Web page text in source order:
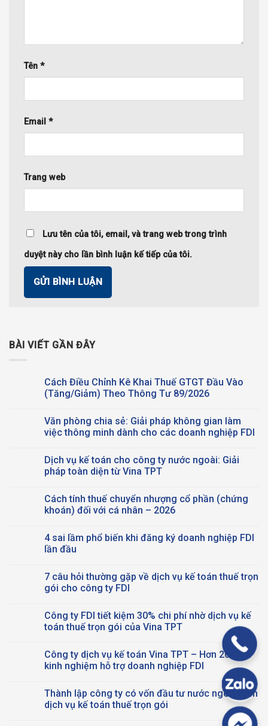
Tên *
Email *
Trang web
Lưu tên của tôi, email, và trang web trong trình
duyệt này cho lần bình luận kế tiếp của tôi.
BÀI VIẾT GẦN ĐÂY
Cách Điều Chỉnh Kê Khai Thuế GTGT Đầu Vào
(Tăng/Giảm) Theo Thông Tư 89/2026
bình
luận
ở
Chỉnh
Kê Khai Thuế GTGT Đầu
Vào
Thông Tư 89/2026
Văn phòng chia sẻ: Giải pháp không gian làm
việc thông minh dành cho các doanh nghiệp FDI
bình
luận
ở
chia
sẻ:
Giải
gian
làm
việc
dành
cho
các
FDI
Dịch vụ kế toán cho công ty nước ngoài: Giải
pháp toàn diện từ Vina TPT
bình
luận
ở
kế
toán
cho
nước
ngoài:
Giải
diện
từ
Vina
Cách tính thuế chuyển nhượng cổ phần (chứng
khoán) đối với cá nhân – 2026
bình
luận
ở
khoán) đối với cá nhân –
2026
4 sai lầm phổ biến khi đăng ký doanh nghiệp FDI
lần đầu
bình
luận
ở
lầm
phổ
biến
ký
doanh
nghiệp
đầu
7 câu hỏi thường gặp về dịch vụ kế toán thuế trọn
gói cho công ty FDI
bình
luận
ở
hỏi
thường
gặp
vụ
kế
toán
Công ty FDI tiết kiệm 30% chi phí nhờ dịch vụ kế
toán thuế trọn gói của Vina TPT
bình
luận
ở
FDI
tiết
kiệm
Công ty dịch vụ kế toán Vina TPT – Hơn 20 năm
kinh nghiệm hỗ trợ doanh nghiệp FDI
bình
luận
ở
Thành lập công ty có vốn đầu tư nước ngoài kèm
dịch vụ kế toán thuế trọn gói